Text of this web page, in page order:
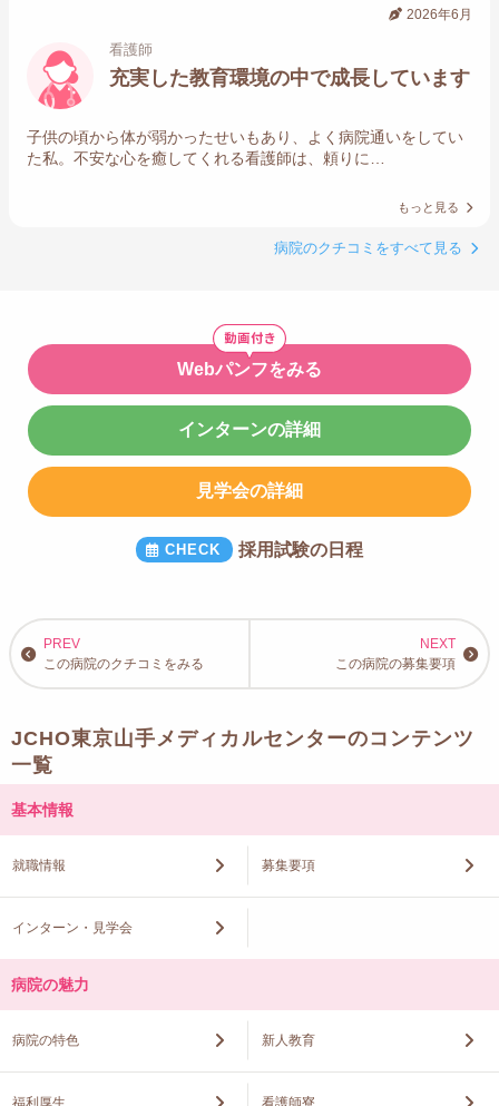
2026年6月
看護師
充実した教育環境の中で成長しています
子供の頃から体が弱かったせいもあり、よく病院通いをしてい
た私。不安な心を癒してくれる看護師は、頼りに…
もっと見る
病院のクチコミをすべて見る
Webパンフをみる
インターンの詳細
見学会の詳細
採用試験の日程
この病院のクチコミをみる この病院の募集要項
JCHO東京山手メディカルセンターのコンテンツ
一覧
基本情報
就職情報 募集要項
インターン・見学会
病院の魅力
病院の特色 新人教育